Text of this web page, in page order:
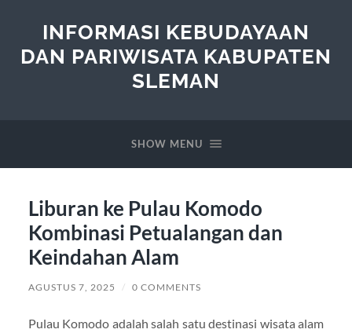
INFORMASI KEBUDAYAAN
DAN PARIWISATA KABUPATEN
SLEMAN
SHOW MENU
Liburan ke Pulau Komodo
Kombinasi Petualangan dan
Keindahan Alam
AGUSTUS 7, 2025 / 0 COMMENTS
Pulau Komodo adalah salah satu destinasi wisata alam